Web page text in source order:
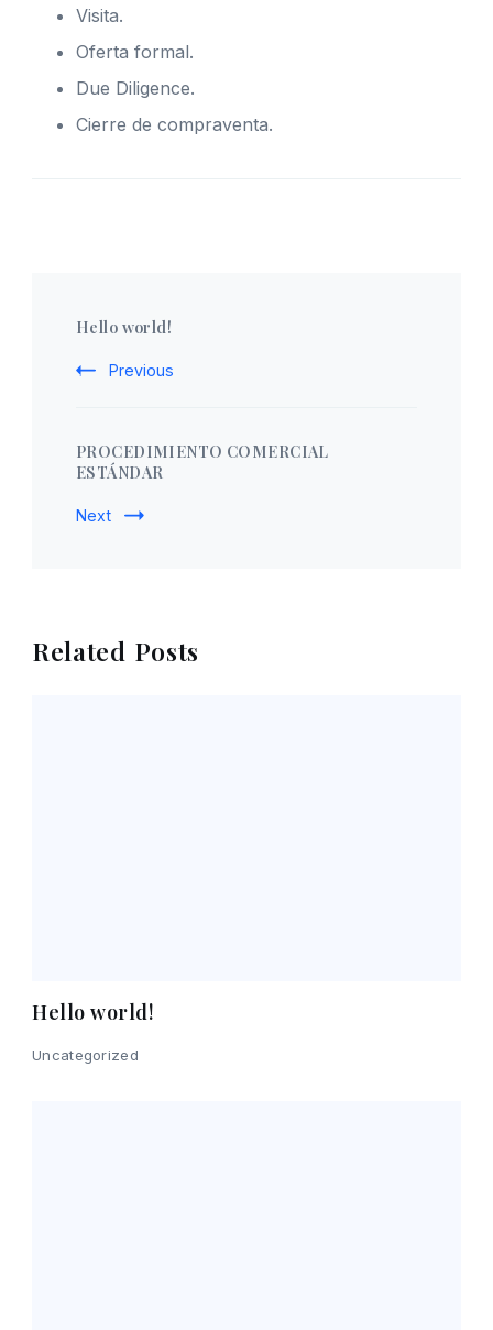
Visita.
Oferta formal.
Due Diligence.
Cierre de compraventa.
Navigation
Hello world!
Previous
PROCEDIMIENTO COMERCIAL
ESTÁNDAR
Next
Related Posts
Hello world!
Uncategorized